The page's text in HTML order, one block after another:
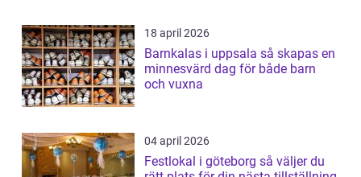
18 april 2026
Barnkalas i uppsala så skapas en
minnesvärd dag för både barn
och vuxna
04 april 2026
Festlokal i göteborg så väljer du